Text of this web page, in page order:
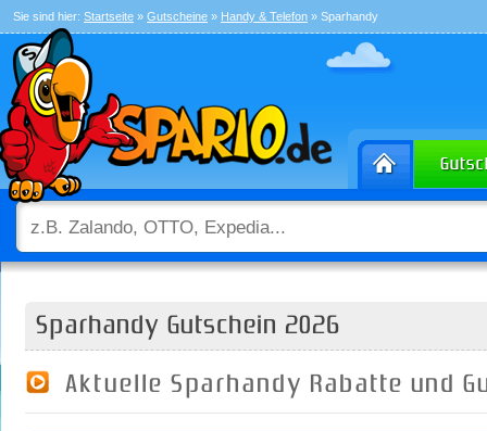
Sie sind hier: Startseite » Gutscheine » Handy & Telefon » Sparhandy
Sparhandy Gutschein 2026
Aktuelle Sparhandy Rabatte und